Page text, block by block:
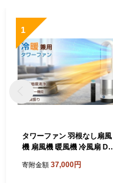
1
タワーファン 羽根なし扇風
機 扇風機 暖風機 冷風扇 DC
レーター 8段階送風 強風 大
寄附金額 37,000円